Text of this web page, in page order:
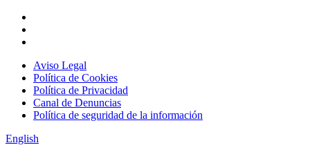
Aviso Legal
Política de Cookies
Política de Privacidad
Canal de Denuncias
Política de seguridad de la información
English